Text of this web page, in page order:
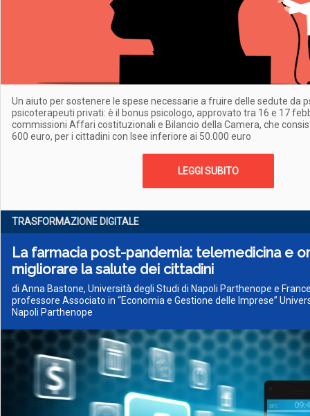
Un aiuto per sostenere le spese necessarie a fruire delle sedute da
psicoterapeuti privati: è il bonus psicologo, approvato tra 16 e 17
commissioni Affari costituzionali e Bilancio della Camera, che
600 euro, per i cittadini con Isee inferiore ai 50.000 euro
LEGGI SUBITO
TRASFORMAZIONE DIGITALE
La farmacia post-pandemia: telemedicina e
migliorare la salute dei cittadini
di Anna Bastone, Università degli Studi di Napoli Parthenope e
professore Associato in “Economia e Gestione delle Imprese”
Napoli Parthenope